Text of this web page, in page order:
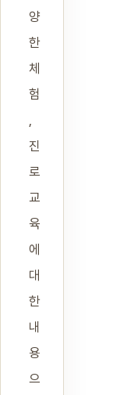
양
한
체
험
,
진
로
교
육
에
대
한
내
용
으